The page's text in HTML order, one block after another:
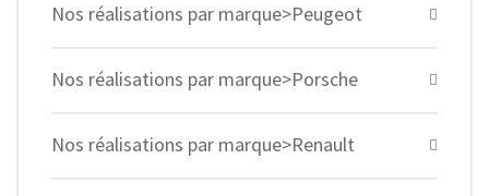
Nos réalisations par marque>Peugeot
Nos réalisations par marque>Porsche
Nos réalisations par marque>Renault